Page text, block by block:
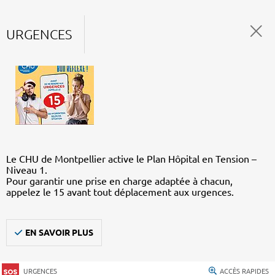
URGENCES
Le CHU de Montpellier active le Plan Hôpital en Tension –
Niveau 1.
Pour garantir une prise en charge adaptée à chacun,
appelez le 15 avant tout déplacement aux urgences.
EN SAVOIR PLUS
URGENCES ACCÈS RAPIDES